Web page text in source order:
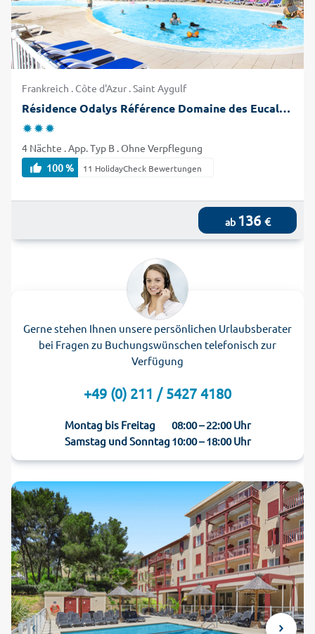
Frankreich . Côte d'Azur . Saint Aygulf
Résidence Odalys Référence Domaine des Eucalyptus
4 Nächte . App. Typ B . Ohne Verpflegung
100 %
11 HolidayCheck Bewertungen
ab 136 €
Gerne stehen Ihnen unsere persönlichen Urlaubsberater
bei Fragen zu Buchungswünschen telefonisch zur
Verfügung
+49 (0) 211 / 5427 4180
Montag bis Freitag
08:00 – 22:00 Uhr
Samstag und Sonntag10:00 – 18:00 Uhr